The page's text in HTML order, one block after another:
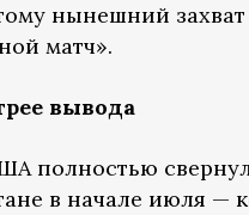
нынешний
матч».
вывода
полностью
в начале июля —